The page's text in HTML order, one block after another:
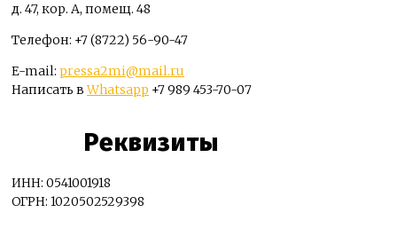
д. 47, кор. А, помещ. 48
Телефон: +7 (8722) 56-90-47
E-mail: pressa2mi@mail.ru
Написать вWhatsapp +7 989 453-70-07
Реквизиты
ИНН: 0541001918
ОГРН: 1020502529398